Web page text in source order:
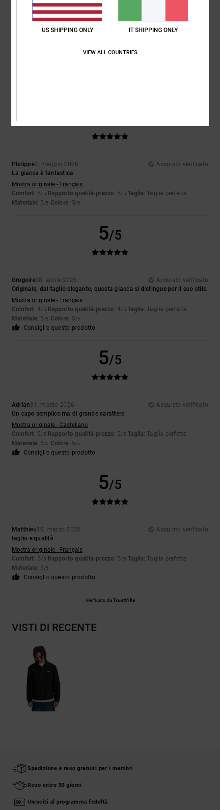
5/5
Philippe3. maggio 2026
Acquisto verificato
La giacca è fantastica
Mostra originale - Français
Comfort: 5/5 Rapporto qualità-prezzo : 5/5 Taglia: Taglia perfetta
Materiale: 5/5 Colore: 5/5
5/5
Grogoire28. aprile 2026
Acquisto verificato
Originale, dal taglio elegante, questa giacca si distingue per il suo stile.
Mostra originale - Français
Comfort: 4/5 Rapporto qualità-prezzo : 4/5 Taglia: Taglia perfetta
Materiale: 5/5 Colore: 5/5
Consiglio questo prodotto
5/5
Adrian31. marzo 2026
Acquisto verificato
Un capo semplice ma di grande carattere
Mostra originale - Castellano
Comfort: 5/5 Rapporto qualità-prezzo : 5/5 Taglia: Taglia perfetta
Materiale: 5/5 Colore: 5/5
Consiglio questo prodotto
5/5
Matthieu19. marzo 2026
Acquisto verificato
taglio e qualità
Mostra originale - Français
Comfort: 5/5 Rapporto qualità-prezzo : 5/5 Taglia: Taglia perfetta
Materiale: 5/5
Consiglio questo prodotto
Verificato daTrustVille
VISTI DI RECENTE
Spedizione e reso gratuiti per i membri
Reso entro 30 giorni
Unisciti al programma fedeltà
US SHIPPING ONLY IT SHIPPING ONLY
VIEW ALL COUNTRIES